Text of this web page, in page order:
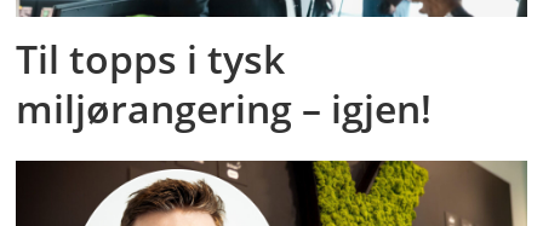
Til topps i tysk
miljørangering – igjen!